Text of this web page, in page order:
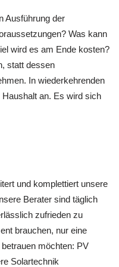
Ausführung der
Was kann
wird es am Ende kosten?
statt dessen
In wiederkehrenden
an. Es wird sich
und komplettiert unsere
Berater sind täglich
zufrieden zu
brauchen, nur eine
möchten: PV
Solartechnik